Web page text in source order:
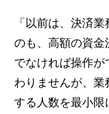
「以前は、決済
のも、高額の資
でなければ操作
わりませんが、
する人数を最小